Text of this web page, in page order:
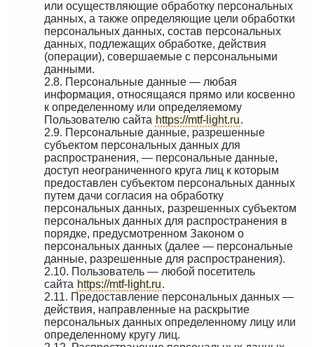
или осуществляющие обработку персональных
данных, а также определяющие цели обработки
персональных данных, состав персональных
данных, подлежащих обработке, действия
(операции), совершаемые с персональными
данными.
2.8. Персональные данные — любая
информация, относящаяся прямо или косвенно
к определенному или определяемому
Пользователю сайта https://mtf-light.ru.
2.9. Персональные данные, разрешенные
субъектом персональных данных для
распространения, — персональные данные,
доступ неограниченного круга лиц к которым
предоставлен субъектом персональных данных
путем дачи согласия на обработку
персональных данных, разрешенных субъектом
персональных данных для распространения в
порядке, предусмотренном Законом о
персональных данных (далее — персональные
данные, разрешенные для распространения).
2.10. Пользователь — любой посетитель
сайта https://mtf-light.ru.
2.11. Предоставление персональных данных —
действия, направленные на раскрытие
персональных данных определенному лицу или
определенному кругу лиц.